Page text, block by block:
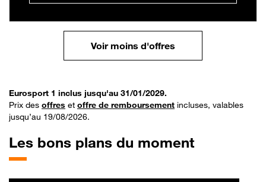
Voir moins d'offres
Eurosport 1 inclus jusqu'au 31/01/2029.
Prix des offres et offre de remboursement incluses, valables
jusqu’au 19/08/2026.
Les bons plans du moment